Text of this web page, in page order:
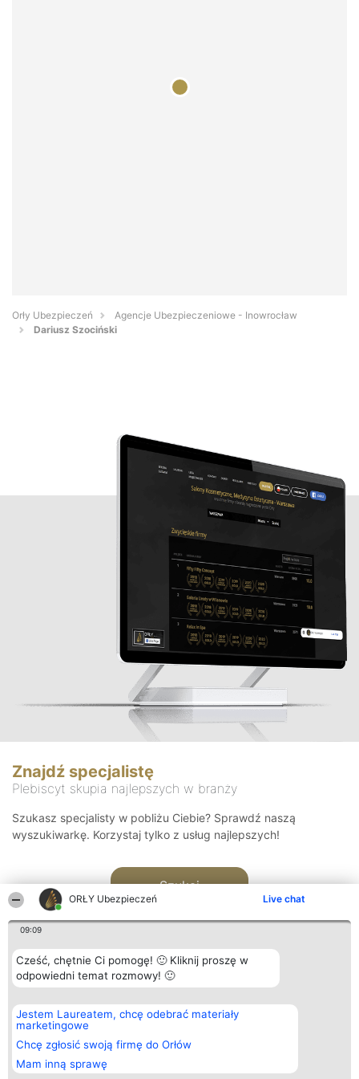
ORŁY Ubezpieczeń Live chat
09:09
Cześć, chętnie Ci pomogę! 🙂 Kliknij proszę w
odpowiedni temat rozmowy! 🙂
Jestem Laureatem, chcę odebrać materiały
marketingowe
Chcę zgłosić swoją firmę do Orłów
Mam inną sprawę
Orły Ubezpieczeń
Agencje Ubezpieczeniowe - Inowrocław
Dariusz Szociński
Znajdź specjalistę
Plebiscyt skupia najlepszych w branży
Szukasz specjalisty w pobliżu Ciebie? Sprawdź naszą
wyszukiwarkę. Korzystaj tylko z usług najlepszych!
Szukaj
Organizator plebiscytu
Bright Side Solutions sp. z o.
o. sp. k.
ul. Ruska 22
Wrocław 50-079
KRS 0000749100 | Regon
381313360 | NIP 8943132676
Plebiscyt
Laureaci
wszystkich
Laureatów
Regulamin
Kontakt
Kontakt